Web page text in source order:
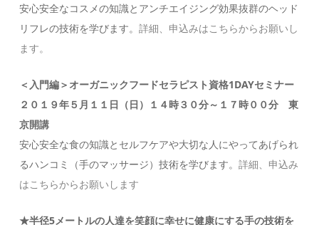
安心安全なコスメの知識とアンチエイジング効果抜群のヘッド
リフレの技術を学びます。詳細、申込みはこちらからお願いし
ます。
＜入門編＞オーガニックフードセラピスト資格1DAYセミナー
２０１９年５月１１日（日）１４時３０分～１７時００分 東
京開講
安心安全な食の知識とセルフケアや大切な人にやってあげられ
るハンコミ（手のマッサージ）技術を学びます。詳細、申込み
はこちらからお願いします
★半径5メートルの人達を笑顔に幸せに健康にする手の技術を